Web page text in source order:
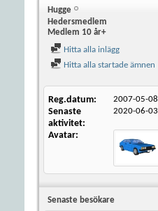
Hugge
Hedersmedlem
Medlem 10 år+
Hitta alla inlägg
Hitta alla startade ämnen
Reg.datum 2007-05-08
Senaste
aktivitet
2020-06-03
Avatar
Senaste besökare